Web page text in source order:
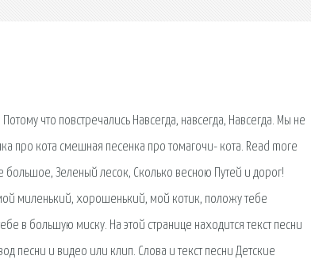
что повстречались Навсегда, навсегда, Навсегда. Мы не
про кота смешная песенка про томагочи- кота. Read more
большое, Зеленый лесок, Сколько весною Путей и дорог!
миленький, хорошенький, мой котик, положу тебе
в большую миску. На этой странице находится текст песни
песни и видео или клип. Слова и текст песни Детские